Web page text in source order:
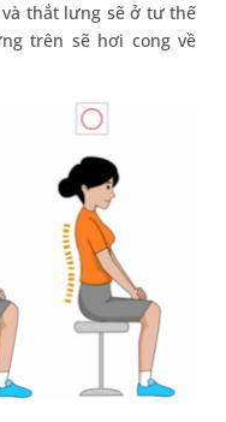
thắt lưng sẽ ở tư thế
trên sẽ hơi cong về